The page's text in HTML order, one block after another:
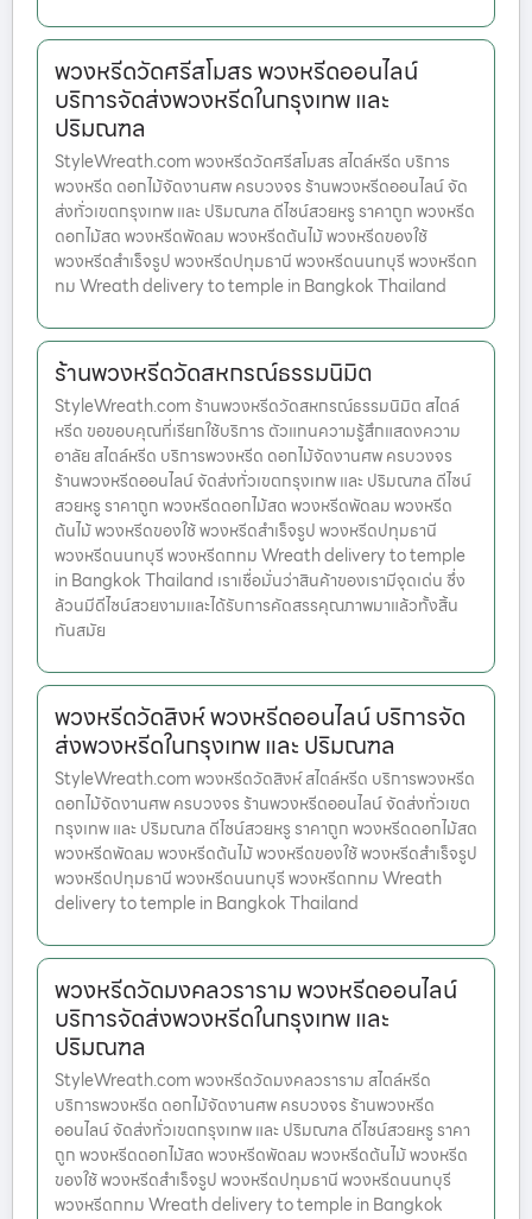
พวงหรีดวัดศรีสโมสร พวงหรีดออนไลน์
บริการจัดส่งพวงหรีดในกรุงเทพ และ
ปริมณฑล
StyleWreath.com พวงหรีดวัดศรีสโมสร สไตล์หรีด บริการ
พวงหรีด ดอกไม้จัดงานศพ ครบวงจร ร้านพวงหรีดออนไลน์ จัด
ส่งทั่วเขตกรุงเทพ และ ปริมณฑล ดีไซน์สวยหรู ราคาถูก พวงหรีด
ดอกไม้สด พวงหรีดพัดลม พวงหรีดต้นไม้ พวงหรีดของใช้
พวงหรีดสำเร็จรูป พวงหรีดปทุมธานี พวงหรีดนนทบุรี พวงหรีดก
ทม Wreath delivery to temple in Bangkok Thailand
ร้านพวงหรีดวัดสหกรณ์ธรรมนิมิต
StyleWreath.com ร้านพวงหรีดวัดสหกรณ์ธรรมนิมิต สไตล์
หรีด ขอขอบคุณที่เรียกใช้บริการ ตัวแทนความรู้สึกแสดงความ
อาลัย สไตล์หรีด บริการพวงหรีด ดอกไม้จัดงานศพ ครบวงจร
ร้านพวงหรีดออนไลน์ จัดส่งทั่วเขตกรุงเทพ และ ปริมณฑล ดีไซน์
สวยหรู ราคาถูก พวงหรีดดอกไม้สด พวงหรีดพัดลม พวงหรีด
ต้นไม้ พวงหรีดของใช้ พวงหรีดสำเร็จรูป พวงหรีดปทุมธานี
พวงหรีดนนทบุรี พวงหรีดกทม Wreath delivery to temple
in Bangkok Thailand เราเชื่อมั่นว่าสินค้าของเรามีจุดเด่น ซึ่ง
ล้วนมีดีไซน์สวยงามและได้รับการคัดสรรคุณภาพมาแล้วทั้งสิ้น
ทันสมัย
พวงหรีดวัดสิงห์ พวงหรีดออนไลน์ บริการจัด
ส่งพวงหรีดในกรุงเทพ และ ปริมณฑล
StyleWreath.com พวงหรีดวัดสิงห์ สไตล์หรีด บริการพวงหรีด
ดอกไม้จัดงานศพ ครบวงจร ร้านพวงหรีดออนไลน์ จัดส่งทั่วเขต
กรุงเทพ และ ปริมณฑล ดีไซน์สวยหรู ราคาถูก พวงหรีดดอกไม้สด
พวงหรีดพัดลม พวงหรีดต้นไม้ พวงหรีดของใช้ พวงหรีดสำเร็จรูป
พวงหรีดปทุมธานี พวงหรีดนนทบุรี พวงหรีดกทม Wreath
delivery to temple in Bangkok Thailand
พวงหรีดวัดมงคลวราราม พวงหรีดออนไลน์
บริการจัดส่งพวงหรีดในกรุงเทพ และ
ปริมณฑล
StyleWreath.com พวงหรีดวัดมงคลวราราม สไตล์หรีด
บริการพวงหรีด ดอกไม้จัดงานศพ ครบวงจร ร้านพวงหรีด
ออนไลน์ จัดส่งทั่วเขตกรุงเทพ และ ปริมณฑล ดีไซน์สวยหรู ราคา
ถูก พวงหรีดดอกไม้สด พวงหรีดพัดลม พวงหรีดต้นไม้ พวงหรีด
ของใช้ พวงหรีดสำเร็จรูป พวงหรีดปทุมธานี พวงหรีดนนทบุรี
พวงหรีดกทม Wreath delivery to temple in Bangkok